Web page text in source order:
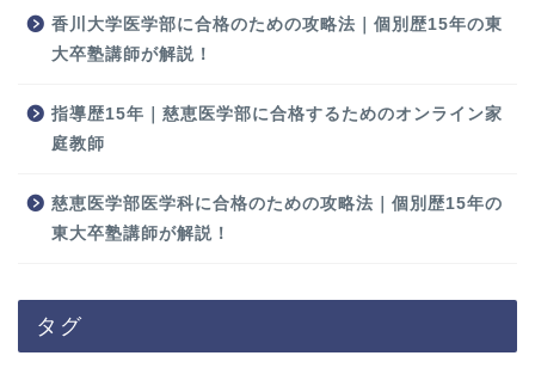
香川大学医学部に合格のための攻略法｜個別歴15年の東
大卒塾講師が解説！
指導歴15年｜慈恵医学部に合格するためのオンライン家
庭教師
慈恵医学部医学科に合格のための攻略法｜個別歴15年の
東大卒塾講師が解説！
タグ